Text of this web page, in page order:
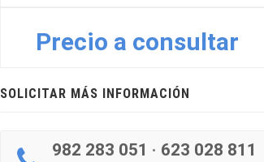
Precio a consultar
SOLICITAR MÁS INFORMACIÓN
982 283 051 · 623 028 811